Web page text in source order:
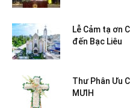
Lễ Cảm tạ ơn
đến Bạc Liêu
Thư Phân Ưu
MƯIH